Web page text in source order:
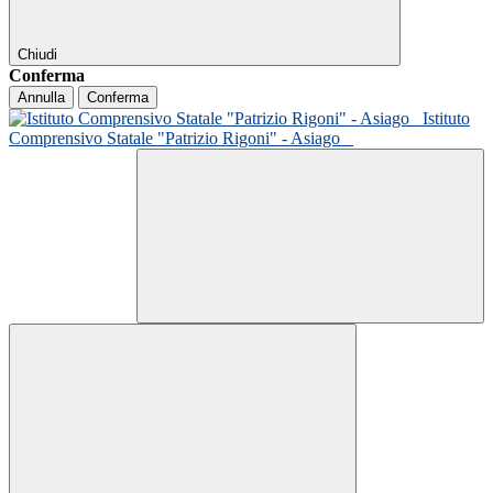
Chiudi
Conferma
Annulla Conferma
Istituto
Comprensivo Statale "Patrizio Rigoni" - Asiago